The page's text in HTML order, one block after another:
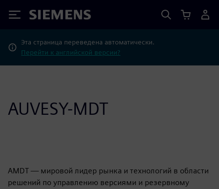
Siemens
Эта страница переведена автоматически.
Перейти к английской версии?
AUVESY-MDT
AMDT — мировой лидер рынка и технологий в области
решений по управлению версиями и резервному